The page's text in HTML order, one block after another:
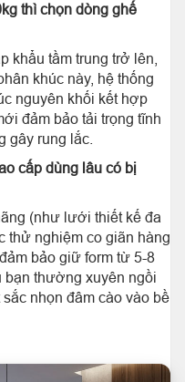
thì chọn dòng ghế
khẩu tầm trung trở lên,
khúc này, hệ thống
nguyên khối kết hợp
đảm bảo tải trọng tĩnh
gây rung lắc.
cấp dùng lâu có bị
(như lưới thiết kế đa
thử nghiệm co giãn hàng
bảo giữ form từ 5-8
thường xuyên ngồi
nhọn đâm cào vào bề